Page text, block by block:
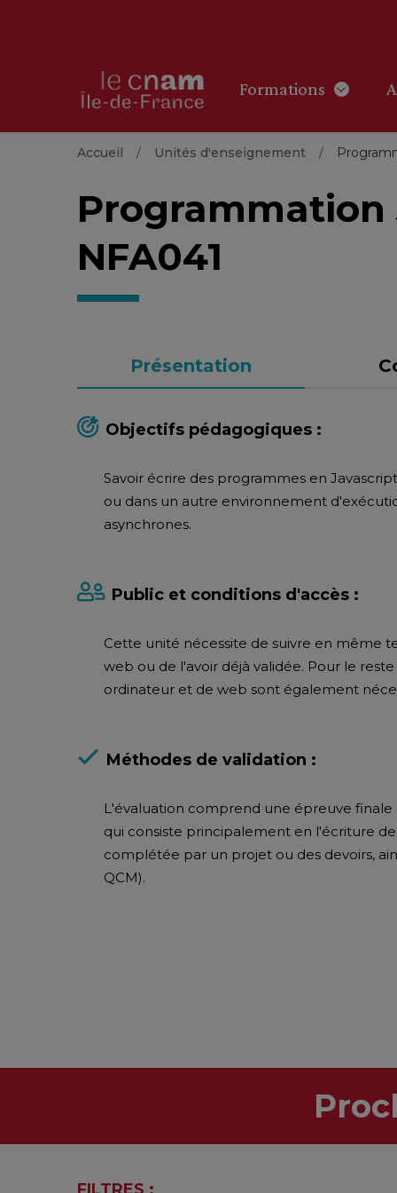
Formations
Accueil Unités d'enseignement
Programmation
NFA041
Présentation
Objectifs pédagogiques :
Savoir écrire des programmes en
ou dans un autre environnement
asynchrones.
Public et conditions d'accès :
Cette unité nécessite de suivre en même
web ou de l'avoir déjà validée. Pour le
ordinateur et de web sont également
Méthodes de validation :
L'évaluation comprend une épreuve
qui consiste principalement en l'écriture
complétée par un projet ou des devoirs,
QCM).